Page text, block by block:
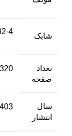
شابک
4
تعداد
صفحه
320
سال
انتشار